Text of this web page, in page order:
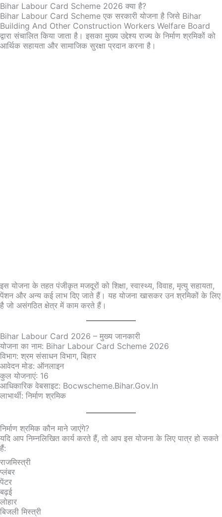
Bihar Labour Card Scheme 2026 क्या है?
Bihar Labour Card Scheme एक सरकारी योजना है जिसे Bihar
Building And Other Construction Workers Welfare Board
द्वारा संचालित किया जाता है। इसका मुख्य उद्देश्य राज्य के निर्माण श्रमिकों को
आर्थिक सहायता और सामाजिक सुरक्षा प्रदान करना है।
इस योजना के तहत पंजीकृत मजदूरों को शिक्षा, स्वास्थ्य, विवाह, मृत्यु सहायता,
पेंशन और अन्य कई लाभ दिए जाते हैं। यह योजना खासकर उन श्रमिकों के लिए
है जो असंगठित क्षेत्र में काम करते हैं।
Bihar Labour Card 2026 – मुख्य जानकारी
योजना का नाम: Bihar Labour Card Scheme 2026
विभाग: श्रम संसाधन विभाग, बिहार
आवेदन मोड: ऑनलाइन
कुल योजनाएं: 16
आधिकारिक वेबसाइट: Bocwscheme.bihar.gov.in
लाभार्थी: निर्माण श्रमिक
निर्माण श्रमिक कौन माने जाएंगे?
यदि आप निम्नलिखित कार्य करते हैं, तो आप इस योजना के लिए पात्र हो सकते
हैं:
राजमिस्त्री
प्लंबर
पेंटर
बढ़ई
लोहार
बिजली मिस्त्री